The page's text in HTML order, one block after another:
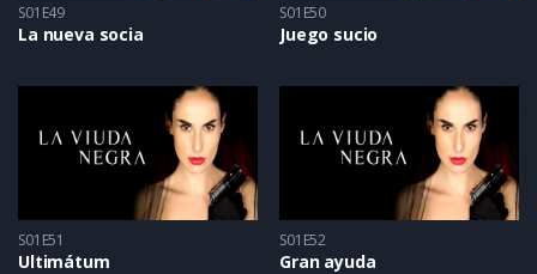
S01E49
La nueva socia
S01E50
Juego sucio
S01E51
Ultimátum
S01E52
Gran ayuda